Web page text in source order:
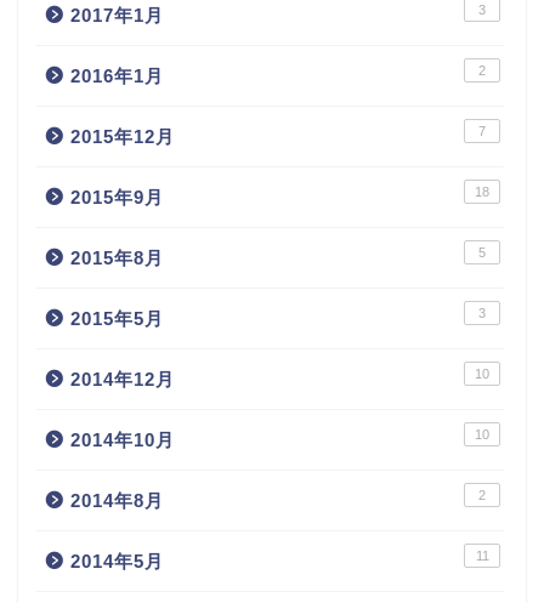
2017年1月 3
2016年1月 2
2015年12月 7
2015年9月 18
2015年8月 5
2015年5月 3
2014年12月 10
2014年10月 10
2014年8月 2
2014年5月 11